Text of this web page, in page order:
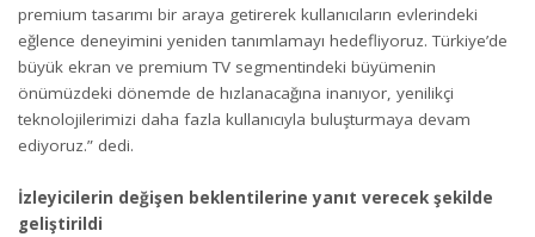
premium tasarımı bir araya getirerek kullanıcıların evlerindeki
eğlence deneyimini yeniden tanımlamayı hedefliyoruz. Türkiye’de
büyük ekran ve premium TV segmentindeki büyümenin
önümüzdeki dönemde de hızlanacağına inanıyor, yenilikçi
teknolojilerimizi daha fazla kullanıcıyla buluşturmaya devam
ediyoruz.” dedi.
İzleyicilerin değişen beklentilerine yanıt verecek şekilde
geliştirildi